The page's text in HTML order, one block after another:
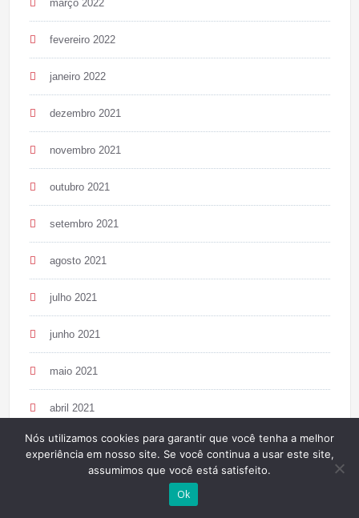
março 2022
fevereiro 2022
janeiro 2022
dezembro 2021
novembro 2021
outubro 2021
setembro 2021
agosto 2021
julho 2021
junho 2021
maio 2021
abril 2021
março 2021
Nós utilizamos cookies para garantir que você tenha a melhor
experiência em nosso site. Se você continua a usar este site,
assumimos que você está satisfeito.
Ok